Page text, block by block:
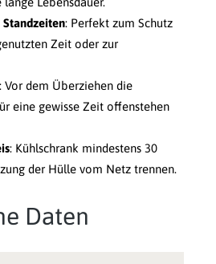
: Perfekt zum Schutz
Zeit oder zur
: Vor dem Überziehen die
eine gewisse Zeit offenstehen
: Kühlschrank mindestens 30
der Hülle vom Netz trennen.
Daten